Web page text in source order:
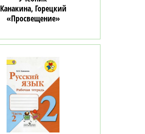
Канакина, Горецкий
«Просвещение»